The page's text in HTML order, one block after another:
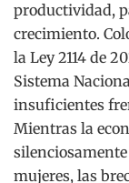
productividad,
crecimiento.
la Ley 2114 de
Sistema
insuficientes
Mientras la
mujeres, las